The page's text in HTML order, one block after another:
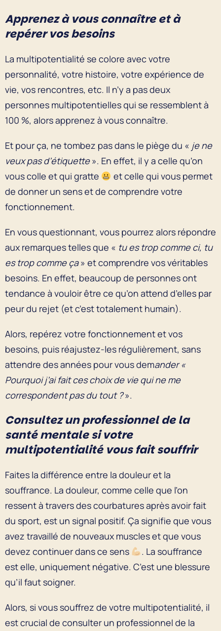
Apprenez à vous connaître et à
repérer vos besoins
La multipotentialité se colore avec votre
personnalité, votre histoire, votre expérience de
vie, vos rencontres, etc. Il n’y a pas deux
personnes multipotentielles qui se ressemblent à
100 %, alors apprenez à vous connaître.
Et pour ça, ne tombez pas dans le piège du « je ne
veux pas d’étiquette». En effet, il y a celle qu’on
vous colle et qui gratte
et celle qui vous permet
de donner un sens et de comprendre votre
fonctionnement.
En vous questionnant, vous pourrez alors répondre
aux remarques telles que « tu es trop comme ci, tu
es trop comme ça» et comprendre vos véritables
besoins. En effet, beaucoup de personnes ont
tendance à vouloir être ce qu’on attend d’elles par
peur du rejet (et c’est totalement humain).
Alors, repérez votre fonctionnement et vos
besoins, puis réajustez-les régulièrement, sans
attendre des années pour vous demander «
Pourquoi j’ai fait ces choix de vie qui ne me
correspondent pas du tout ?».
Consultez un professionnel de la
santé mentale si votre
multipotentialité vous fait souffrir
Faites la différence entre la douleur et la
souffrance. La douleur, comme celle que l’on
ressent à travers des courbatures après avoir fait
du sport, est un signal positif. Ça signifie que vous
avez travaillé de nouveaux muscles et que vous
devez continuer dans ce sens
. La souffrance
est elle, uniquement négative. C’est une blessure
qu’il faut soigner.
Alors, si vous souffrez de votre multipotentialité, il
est crucial de consulter un professionnel de la